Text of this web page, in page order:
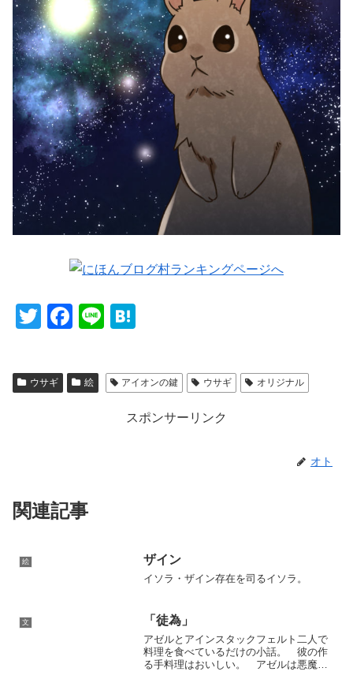
T
tt
er
F
c
e
Li
e
e
n
a
ウサギ 絵 アイオンの鍵 ウサギ オリジナル
スポンサーリンク
オト
関連記事
絵 ザイン
イソラ・ザイン存在を司るイソラ。
文 「徒為」
アゼルとアインスタックフェルト二人で
料理を食べているだけの小話。 彼の作
る手料理はおいしい。 アゼルは悪魔に